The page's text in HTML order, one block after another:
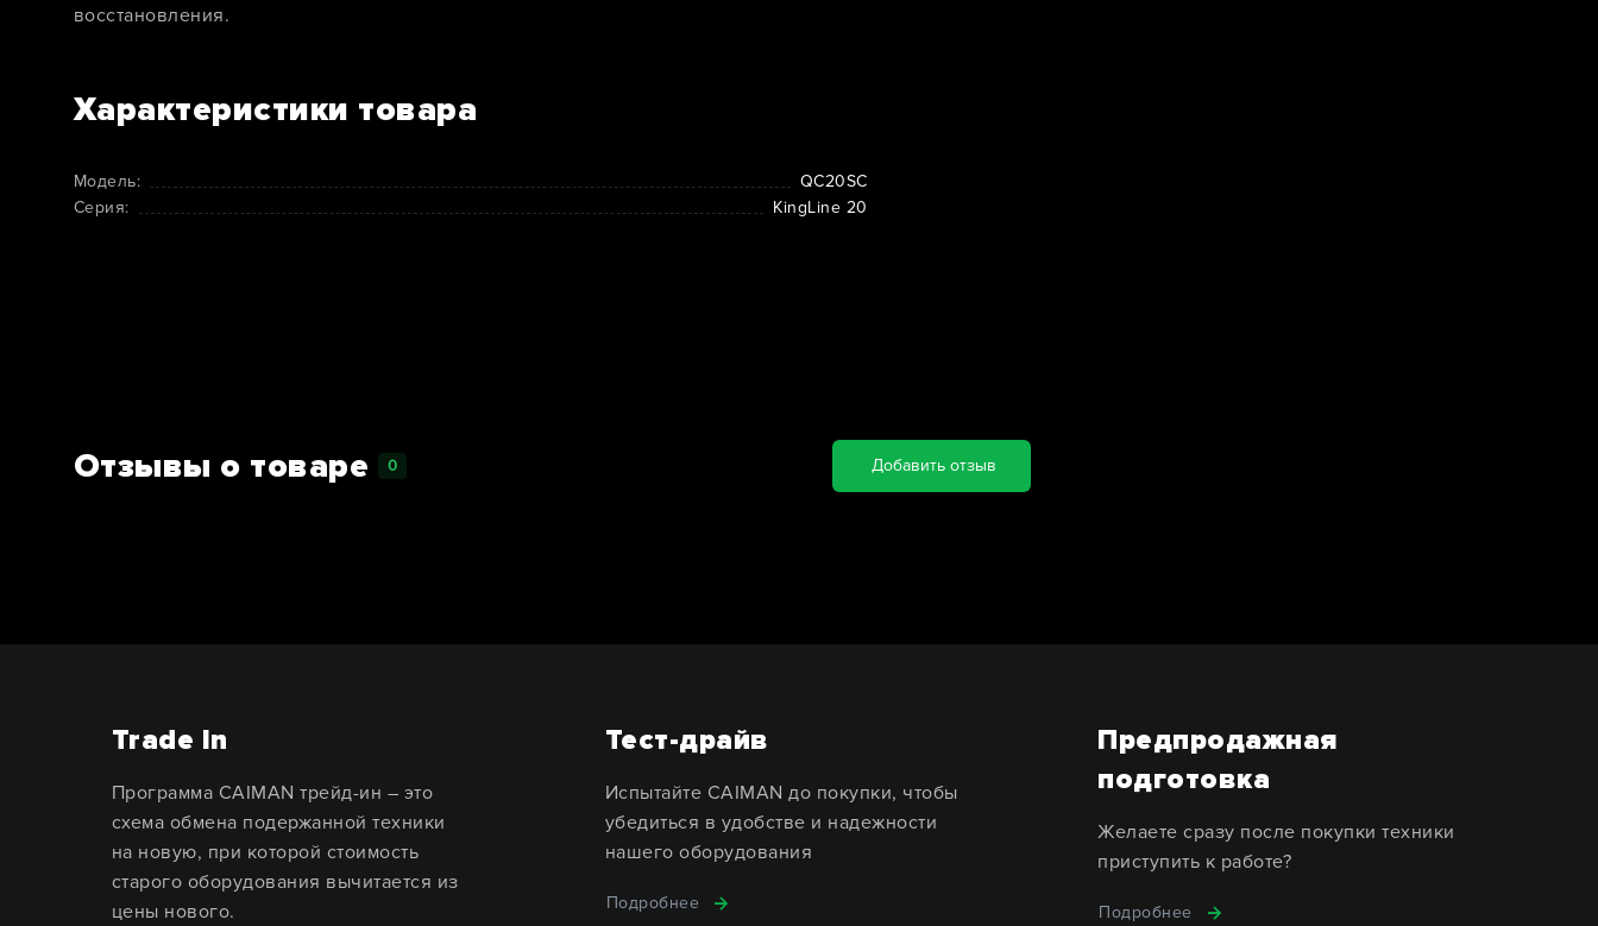
восстановления.
Характеристики товара
Модель:
QC20SC
Серия:
KingLine 20
Отзывы о товаре 0 Добавить отзыв
Trade In
Программа CAIMAN трейд-ин – это
схема обмена подержанной техники
на новую, при которой стоимость
старого оборудования вычитается из
цены нового.
Тест-драйв
Испытайте CAIMAN до покупки, чтобы
убедиться в удобстве и надежности
нашего оборудования
Подробнее
Предпродажная
подготовка
Желаете сразу после покупки техники
приступить к работе?
Подробнее